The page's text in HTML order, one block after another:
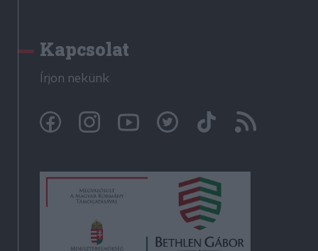
Kapcsolat
Írjon nekünk